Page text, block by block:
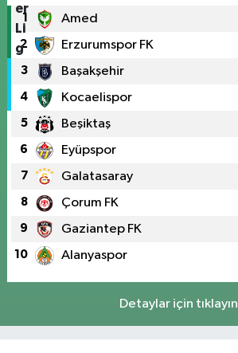
1 Amed
2 Erzurumspor FK
3 Başakşehir
4 Kocaelispor
5 Beşiktaş
6 Eyüpspor
7 Galatasaray
8 Çorum FK
9 Gaziantep FK
10 Alanyaspor
Detaylar için tıklayın